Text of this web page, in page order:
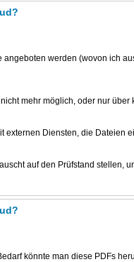
werden (wovon ich
mehr möglich, oder nur
externen Diensten, die
auf den Prüfstand stellen,
könnte man diese PDFs